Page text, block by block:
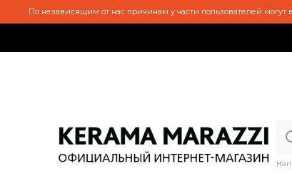
По независящим от нас причинам у части пользователей могут